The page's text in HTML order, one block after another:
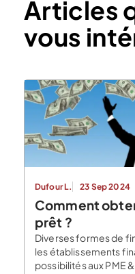
Articles
vous
Dufour L. 23 Sep 2024
Comment
prêt ?
Diverses formes de
les établissements
possibilités aux PME